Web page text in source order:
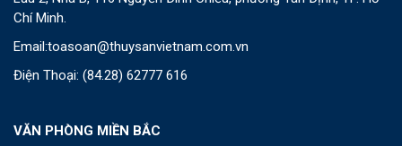
Chí Minh.
Email:toasoan@thuysanvietnam.com.vn
Điện Thoại: (84.28) 62777 616
VĂN PHÒNG MIỀN BẮC